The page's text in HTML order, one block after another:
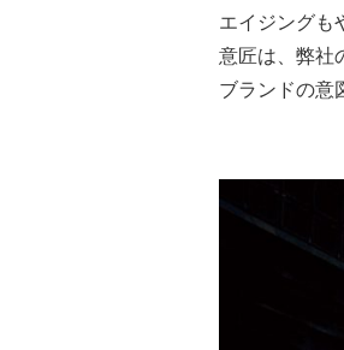
エイジングも
意匠は、弊社
ブランドの意